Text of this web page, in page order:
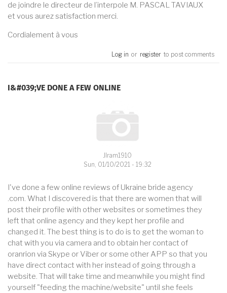
de joindre le directeur de l’interpole M. PASCAL TAVIAUX
et vous aurez satisfaction merci.
Cordialement à vous
Log in or register to post comments
I&#039;VE DONE A FEW ONLINE
I've done a few online reviews of Ukraine bride agency
.com. What I discovered is that there are women that will
post their profile with other websites or sometimes they
left that online agency and they kept her profile and
changed it. The best thing is to do is to get the woman to
chat with you via camera and to obtain her contact of
oranrion via Skype or Viber or some other APP so that you
have direct contact with her instead of going through a
website. That will take time and meanwhile you might find
yourself "feeding the machine/website" until she feels
Jlram1910
Sun, 01/10/2021 - 19:32